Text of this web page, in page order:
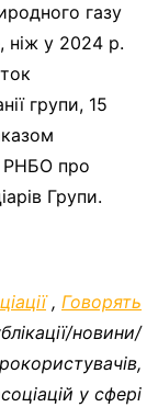
газу
ніж у 2024 р.
групи, 15
РНБО про
Групи.
, Говорять
новини/
у сфері